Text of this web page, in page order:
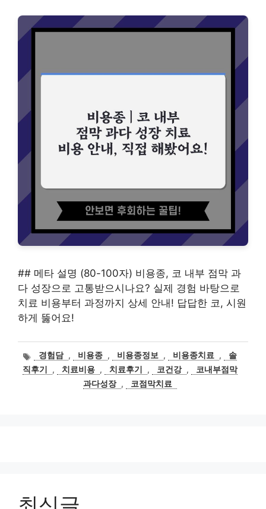
## 메타 설명 (80-100자) 비용종, 코 내부 점막 과
다 성장으로 고통받으시나요? 실제 경험 바탕으로
치료 비용부터 과정까지 상세 안내! 답답한 코, 시원
하게 뚫어요!
태
그
경험담 , 비용종 , 비용종정보 , 비용종치료 ,
솔
직후기
, 치료비용 , 치료후기 , 코건강 ,
코내부점막
과다성장 , 코점막치료